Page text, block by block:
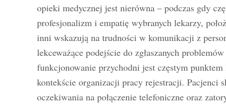
opieki medycznej jest nierówna – podczas gdy
profesjonalizm i empatię wybranych lekarzy,
inni wskazują na trudności w komunikacji z
lekceważące podejście do zgłaszanych
funkcjonowanie przychodni jest częstym
kontekście organizacji pracy rejestracji. Pacjenci
oczekiwania na połączenie telefoniczne oraz